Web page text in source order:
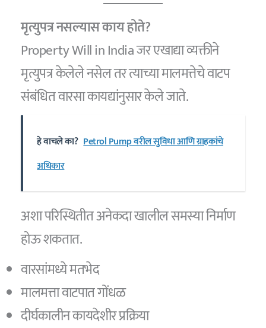
मृत्युपत्र नसल्यास काय होते?
Property Will in India जर एखाद्या व्यक्तीने
मृत्युपत्र केलेले नसेल तर त्याच्या मालमत्तेचे वाटप
संबंधित वारसा कायद्यांनुसार केले जाते.
हे वाचले का? Petrol Pump वरील सुविधा आणि ग्राहकांचे
अधिकार
अशा परिस्थितीत अनेकदा खालील समस्या निर्माण
होऊ शकतात.
वारसांमध्ये मतभेद
मालमत्ता वाटपात गोंधळ
दीर्घकालीन कायदेशीर प्रक्रिया